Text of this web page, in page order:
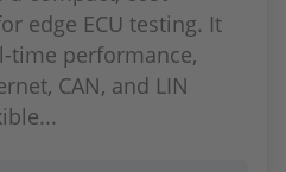
edge ECU testing. It
time performance,
CAN, and LIN